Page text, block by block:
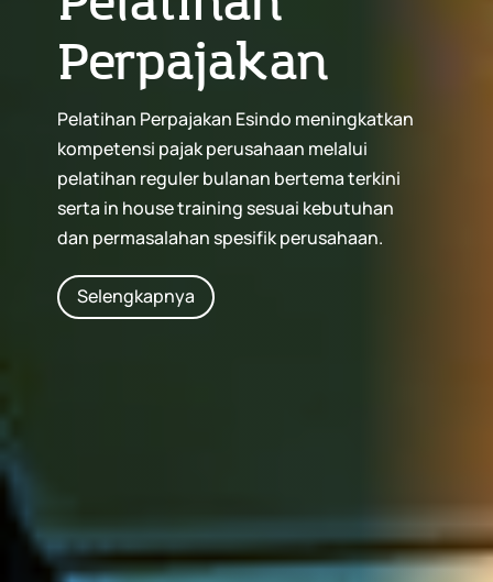
Perpajakan
Pelatihan Perpajakan Esindo meningkatkan
kompetensi pajak perusahaan melalui
pelatihan reguler bulanan bertema terkini
serta in house training sesuai kebutuhan
dan permasalahan spesifik perusahaan.
Selengkapnya